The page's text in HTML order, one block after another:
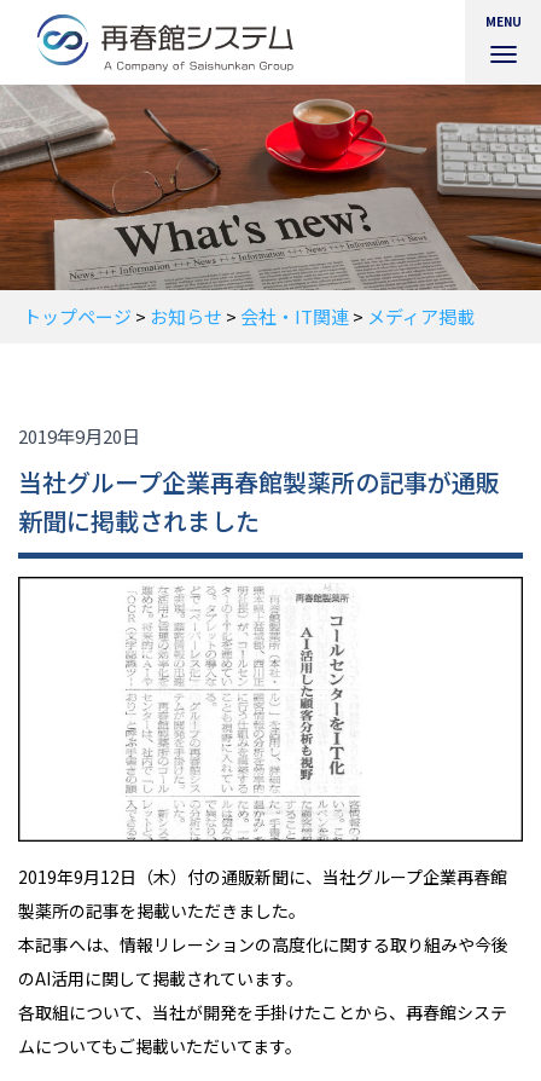
MENU
ビ
ゲ
ー
シ
ョ
ン
を
切
り
トップページ > お知らせ > 会社・IT関連> メディア掲載
2019年9月20日
当社グループ企業再春館製薬所の記事が通販
新聞に掲載されました
2019年9月12日（木）付の通販新聞に、当社グループ企業再春館
製薬所の記事を掲載いただきました。
本記事へは、情報リレーションの高度化に関する取り組みや今後
のAI活用に関して掲載されています。
各取組について、当社が開発を手掛けたことから、再春館システ
ムについてもご掲載いただいてます。